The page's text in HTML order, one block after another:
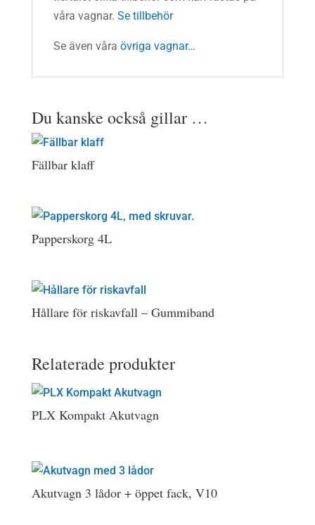
våra vagnar. Se tillbehör
Se även våra övriga vagnar…
Du kanske också gillar …
Fällbar klaff
Papperskorg 4L
Hållare för riskavfall – Gummiband
Relaterade produkter
PLX Kompakt Akutvagn
Akutvagn 3 lådor + öppet fack, V10